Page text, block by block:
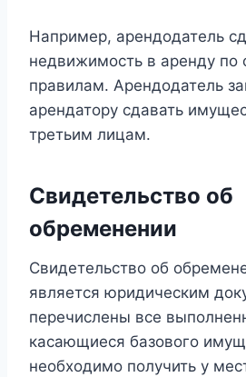
Например, арендодатель
недвижимость в аренду по
правилам. Арендодатель
арендатору сдавать
третьим лицам.
Свидетельство об
обременении
Свидетельство об
является юридическим
перечислены все
касающиеся базового
необходимо получить у